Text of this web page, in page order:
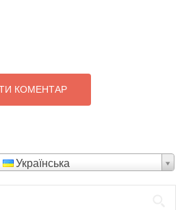
Українська